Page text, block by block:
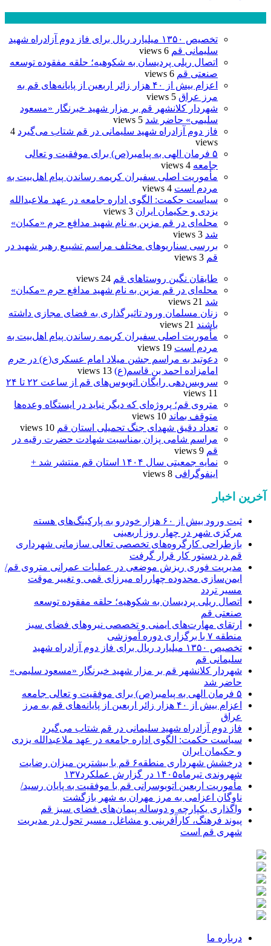
تخصیص ۱۳۵۰ میلیارد ریال برای فاز دوم آزادراه شهید
سلیمانی قم 6 views
اتصال ریلی پردیسان به شکوهیه؛ حلقه مفقوده توسعه
صنعتی قم 6 views
اعزام بیش از ۴۰ هزار زائر اربعین از پایانه‌های قم به
مرز عراق 5 views
شهردار کلانشهر قم بر مزار شهید خبرنگار «مسعود
سلیمی» حاضر شد 5 views
فاز دوم آزادراه شهید سلیمانی در قم شتاب می‌گیرد 4
views
۵ فرمان الهی به پیامبر(ص) برای موفقیت و تعالی
جامعه 4 views
مأموریت اصلی سفیران کریمه رساندن پیام اهل‌بیت به
مردم است 4 views
سیاست حکمت: الگوی اداره جامعه در عهد ملاعبدالله
یزدی و حکیمان ایران 3 views
محله‌ای در قم مزین به نام شهید مدافع حرم «مکیان»
شد 3 views
بررسی سناریوهای مختلف مراسم تشییع رهبر شهید در
قم 3 views
طایقان نگین روستاهای قم 24 views
محله‌ای در قم مزین به نام شهید مدافع حرم «مکیان»
شد 21 views
زنان مسلمان ورود تاثیرگذاری به فضای مجازی داشته
باشند 21 views
مأموریت اصلی سفیران کریمه رساندن پیام اهل‌بیت به
مردم است 19 views
دعوتید به مراسم جشن میلاد امام عسکری(ع) در حرم
امامزاده احمد بن قاسم(ع) 13 views
سرویس‌دهی رایگان اتوبوس‌های قم از ساعت ۲۲ تا ۲۴
11 views
متروی قم؛ پروژه‌ای که دیگر نباید در ایستگاه وعده‌ها
متوقف بماند 10 views
تعداد دقیق شهدای جنگ تحمیلی استان قم 10 views
مراسم شامی پزان بمناسبت شهادت حضرت رقیه در
قم 9 views
نمایه جمعیتی سال ۱۴۰۴ استان قم منتشر شد +
اینفوگرافی 8 views
آخرین اخبار
ثبت ورود بیش از ۶۰ هزار خودرو به پارکینگ‌های هسته
مرکزی شهر در چهار روز اربعینی
بازطراحی کارگروه‌های تخصصی تعالی سازمانی شهرداری
قم در دستور کار قرار گرفت
مدیریت فوری ریزش موضعی در عملیات عمرانی متروی قم/
ایمن‌سازی محدوده چهارراه میرزای قمی و تغییر موقت
مسیر تردد
اتصال ریلی پردیسان به شکوهیه؛ حلقه مفقوده توسعه
صنعتی قم
ارتقای مهارت‌های ایمنی و تخصصی نیروهای فضای سبز
منطقه ۷ با برگزاری دوره آموزشی
تخصیص ۱۳۵۰ میلیارد ریال برای فاز دوم آزادراه شهید
سلیمانی قم
شهردار کلانشهر قم بر مزار شهید خبرنگار «مسعود سلیمی»
حاضر شد
۵ فرمان الهی به پیامبر(ص) برای موفقیت و تعالی جامعه
اعزام بیش از ۴۰ هزار زائر اربعین از پایانه‌های قم به مرز
عراق
فاز دوم آزادراه شهید سلیمانی در قم شتاب می‌گیرد
سیاست حکمت: الگوی اداره جامعه در عهد ملاعبدالله یزدی
و حکیمان ایران
درخشش شهرداری منطقه۶ قم با بیشترین میزان رضایت
شهروندی تیرماه۱۴۰۵ در گزارش عملکرد۱۳۷
مأموریت اربعین اتوبوسرانی قم با موفقیت به پایان رسید/
ناوگان اعزامی به مرز مهران به شهر بازگشت
واگذاری یکپارچه و دوساله پیمان‌های فضای سبز قم
پیوند فرهنگ، کارآفرینی و مشاغل، مسیر تحول در مدیریت
شهری قم است
درباره ما